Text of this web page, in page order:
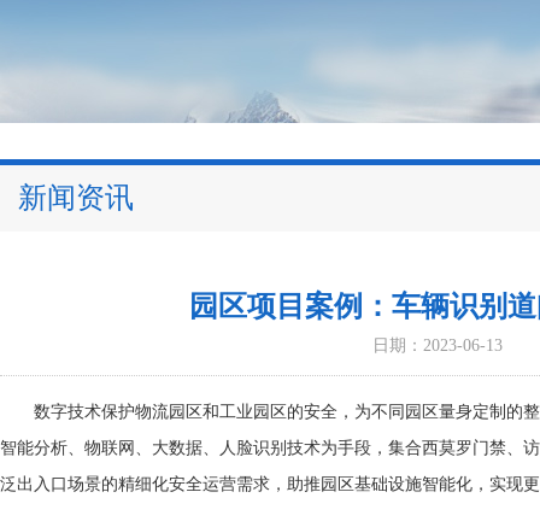
新闻资讯
园区项目案例：车辆识别
日期：2023-06-13
数字技术保护物流园区和工业园区的安全，为不同园区量身定制的
智能分析、物联网、大数据、人脸识别技术为手段，集合西莫罗门禁、
泛出入口场景的精细化安全运营需求，助推园区基础设施智能化，实现